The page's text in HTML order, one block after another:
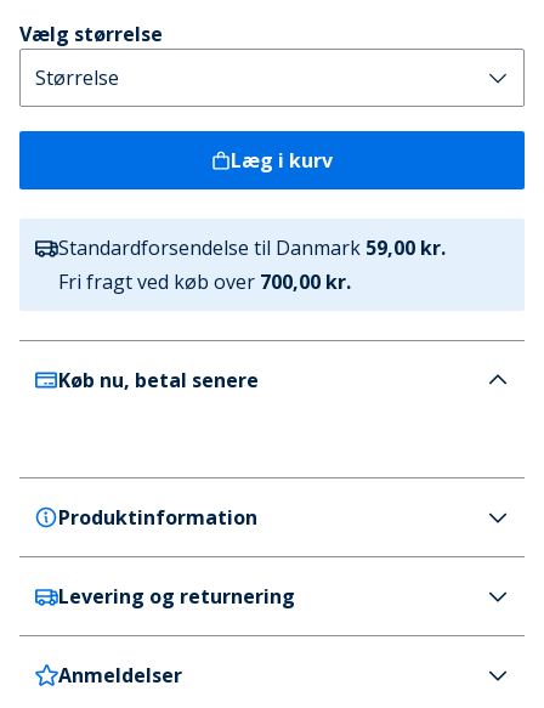
Vælg størrelse
Læg i kurv
Standardforsendelse til Danmark 59,00 kr.
Fri fragt ved køb over 700,00 kr.
Køb nu, betal senere
Produktinformation
SKECHERS
SKECHERS Dame GOwalk Joy Paradise Sneakers
Sort/Sort
Farve
Levering og returnering
Danmark
59 kr. (700 kr.+ GRATIS)
Anmeldelser